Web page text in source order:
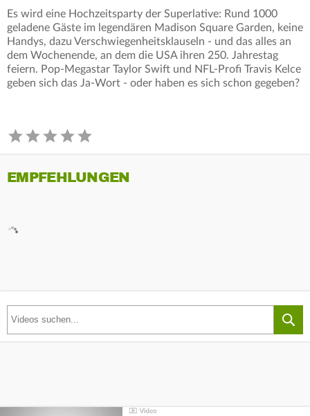
Es wird eine Hochzeitsparty der Superlative: Rund 1000
geladene Gäste im legendären Madison Square Garden, keine
Handys, dazu Verschwiegenheitsklauseln - und das alles an
dem Wochenende, an dem die USA ihren 250. Jahrestag
feiern. Pop-Megastar Taylor Swift und NFL-Profi Travis Kelce
geben sich das Ja-Wort - oder haben es sich schon gegeben?
EMPFEHLUNGEN